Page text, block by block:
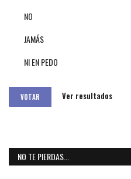
NO
JAMÁS
NI EN PEDO
VOTAR Ver resultados
NO TE PIERDAS...